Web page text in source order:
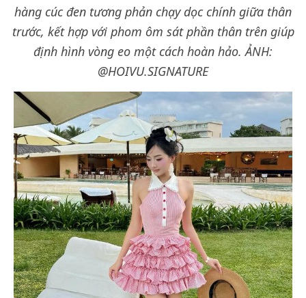
hàng cúc đen tương phản chạy dọc chính giữa thân
trước, kết hợp với phom ôm sát phần thân trên giúp
định hình vòng eo một cách hoàn hảo.ẢNH:
@HOIVU.SIGNATURE